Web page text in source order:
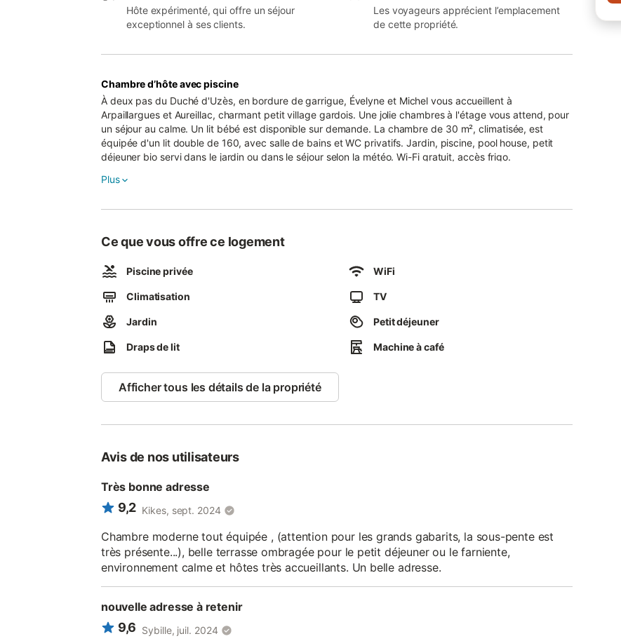
Hôte expérimenté, qui offre un séjour
exceptionnel à ses clients.
Les voyageurs apprécient l’emplacement
de cette propriété.
Chambre d’hôte avec piscine
À deux pas du Duché d'Uzès, en bordure de garrigue, Évelyne et Michel vous accueillent à
Arpaillargues et Aureillac, charmant petit village gardois. Une jolie chambres à l'étage vous attend, pour
un séjour au calme. Un lit bébé est disponible sur demande. La chambre de 30 m², climatisée, est
équipée d'un lit double de 160, avec salle de bains et WC privatifs. Jardin, piscine, pool house, petit
déjeuner bio servi dans le jardin ou dans le séjour selon la météo. Wi-Fi gratuit, accès frigo.
Plus
Ce que vous offre ce logement
Piscine privée WiFi
Climatisation TV
Jardin Petit déjeuner
Draps de lit Machine à café
Afficher tous les détails de la propriété
Avis de nos utilisateurs
Très bonne adresse
9,2 Kikes, sept. 2024
Chambre moderne tout équipée , (attention pour les grands gabarits, la sous-pente est
très présente...), belle terrasse ombragée pour le petit déjeuner ou le farniente,
environnement calme et hôtes très accueillants. Un belle adresse.
nouvelle adresse à retenir
9,6 Sybille, juil. 2024